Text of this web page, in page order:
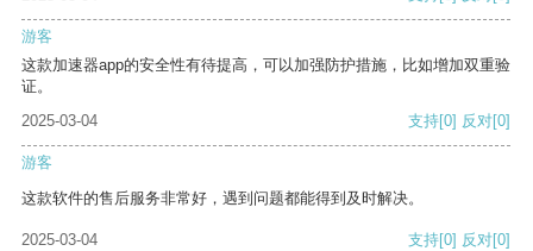
游客
这款加速器app的安全性有待提高，可以加强防护措施，比如增加双重验
证。
2025-03-04
支持[0] 反对[0]
游客
这款软件的售后服务非常好，遇到问题都能得到及时解决。
2025-03-04 支持[0] 反对[0]